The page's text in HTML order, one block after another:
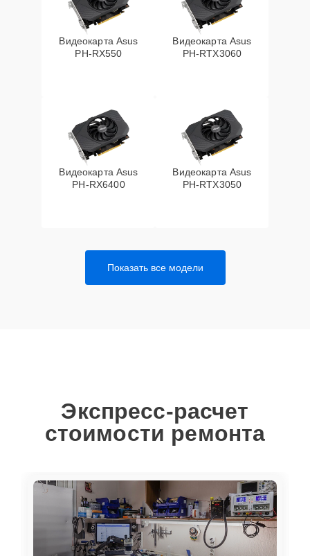
Видеокарта Asus
PH-RX550
Видеокарта Asus
PH-RTX3060
Видеокарта Asus
PH-RX6400
Видеокарта Asus
PH-RTX3050
Показать все модели
Экспресс-расчет
стоимости ремонта